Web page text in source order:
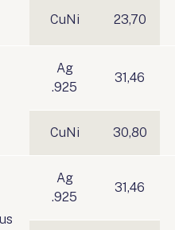
CuNi 23,70
Ag
.925
31,46
CuNi 30,80
Ag
.925
31,46